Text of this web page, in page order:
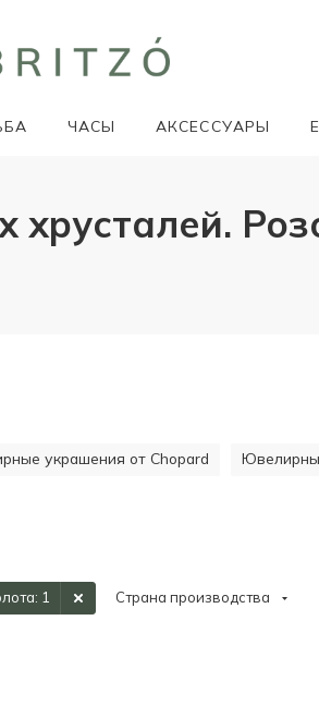
ЧАСЫ АКСЕССУАРЫ
украшения от Chopard
: 1 Страна производства